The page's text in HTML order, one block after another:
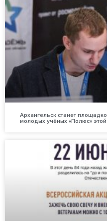
Архангельск станет
молодых учёных «Полюс»